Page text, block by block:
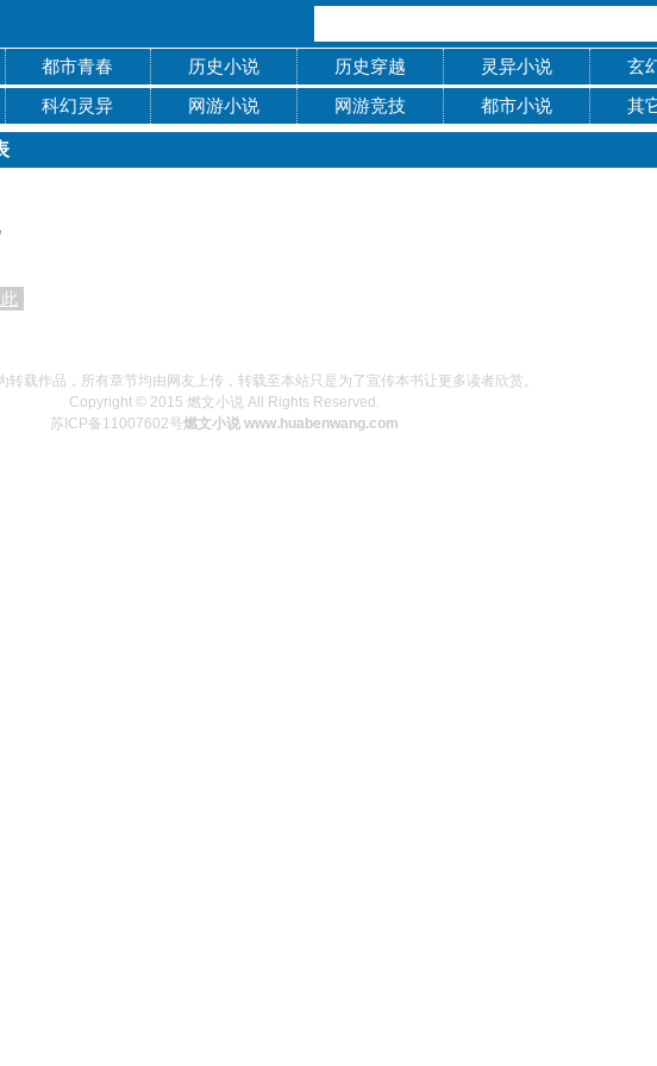
都市青春 历史小说 历史穿越 灵异小说
玄
科幻灵异 网游小说 网游竞技 都市小说 其
转载作品，所有章节均由网友上传，转载至本站只是为了宣传本书让更多读者欣赏。
Copyright © 2015 燃文小说 All Rights Reserved.
苏ICP备11007602号燃文小说 www.huabenwang.com